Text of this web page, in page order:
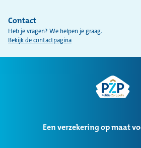
D
i
g
Contact
Heb je vragen? We helpen je graag.
Bekijk de contactpagina
Een verzekering op maat